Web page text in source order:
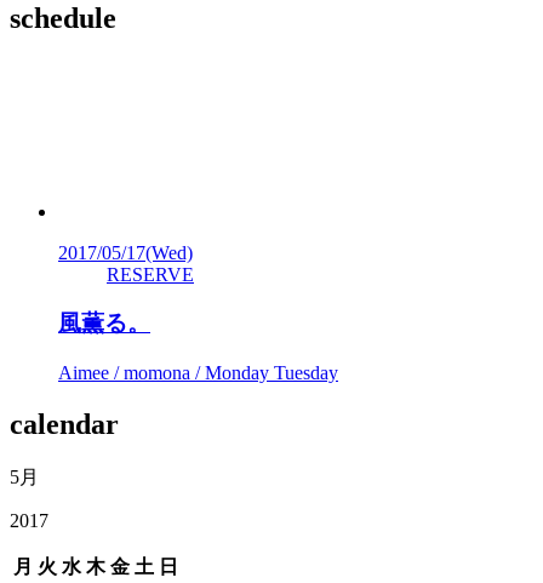
schedule
2017/05/17(Wed)
RESERVE
風薫る。
Aimee / momona / Monday Tuesday
calendar
5月
2017
月 火 水 木 金 土 日